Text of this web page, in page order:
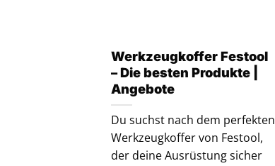
Werkzeugkoffer Festool
– Die besten Produkte |
Angebote
Du suchst nach dem perfekten
Werkzeugkoffer von Festool,
der deine Ausrüstung sicher